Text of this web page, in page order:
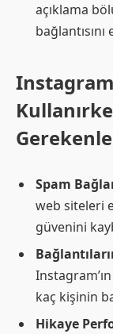
açıklama
bağlantısını
Spam
web siteleri
güvenini
kaç kişinin
Hikaye